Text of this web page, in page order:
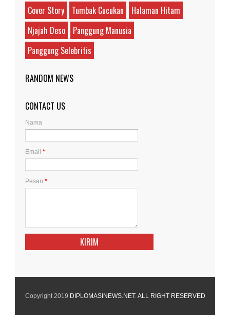
Cover Story
Tumbak Cucukan
Halaman Hitam
Njajah Deso
Panggung Manusia
Panggung Selebritis
RANDOM NEWS
CONTACT US
Nama
Email *
Pesan *
Copyright 2019 DIPLOMASINEWS.NET.ALL RIGHT RESERVED